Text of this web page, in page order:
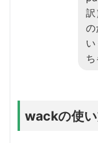
訳
の
ち
wackの使